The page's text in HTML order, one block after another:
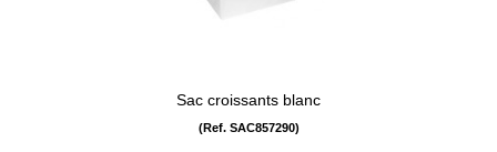
Sac croissants blanc
(Ref. SAC857290)